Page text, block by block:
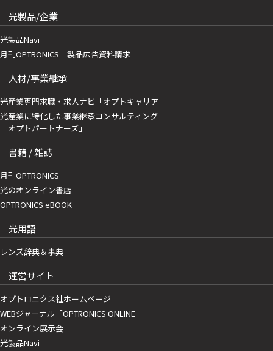
光製品/企業
光製品Navi
月刊OPTRONICS 製品広告資料請求
人材/事業継承
光産業専門求職・求人ナビ「オプトキャリア」
光産業に特化した事業継承コンサルティング
「オプトパートナーズ」
書籍 / 雑誌
月刊OPTRONICS
光のオンライン書店
OPTRONICS eBOOK
光用語
レンズ辞典＆事典
運営サイト
オプトロニクス社ホームページ
WEBジャーナル「OPTRONICS ONLINE」
オンライン展示会
光製品Navi